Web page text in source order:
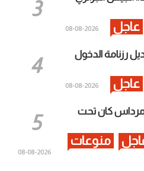
عاجل 2026-08-08
تعديل رزنامة الدخول
عاجل 2026-08-08
كان تحت
منوعات
2026-08-08